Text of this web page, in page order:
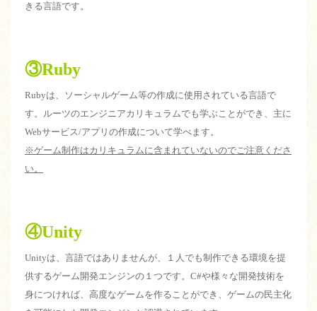
きる言語です。
③Ruby
Rubyは、ソーシャルゲーム等の作成に使用されている言語で
す。ルーツのエンジニアカリキュラムでも学ぶことができ、主に
Webサービス/アプリの作成について学べます。
※ゲーム制作はカリキュラムに含まれていないのでご注意くださ
い。
④Unity
Unityは、言語ではありませんが、１人でも制作できる環境を提
供するゲーム開発エンジンの１つです。C#や様々な開発技術を
身につければ、高度なゲームを作ることができ、ゲームの民主化